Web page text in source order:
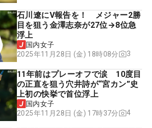
石川遼にV報告を！ メジャー2勝
目を狙う金澤志奈が27位→8位急
浮上
国内女子
2025年11月28日 (金) 18時08分
3
11年前はプレーオフで涙 10度目
の正直を狙う穴井詩が“宮カン”史
上初の快挙で首位浮上
国内女子
2025年11月28日 (金) 17時37分
4